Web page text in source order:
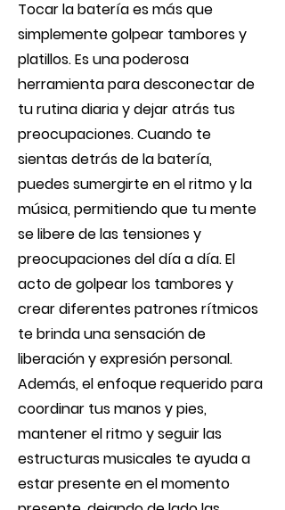
Tocar la batería es más que
simplemente golpear tambores y
platillos. Es una poderosa
herramienta para desconectar de
tu rutina diaria y dejar atrás tus
preocupaciones. Cuando te
sientas detrás de la batería,
puedes sumergirte en el ritmo y la
música, permitiendo que tu mente
se libere de las tensiones y
preocupaciones del día a día. El
acto de golpear los tambores y
crear diferentes patrones rítmicos
te brinda una sensación de
liberación y expresión personal.
Además, el enfoque requerido para
coordinar tus manos y pies,
mantener el ritmo y seguir las
estructuras musicales te ayuda a
estar presente en el momento